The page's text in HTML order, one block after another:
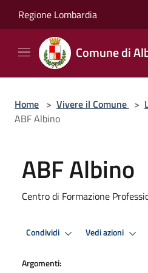
Regione Lombardia
Comune di
Home > Vivere il Comune >
ABF Albino
ABF Albino
Centro di Formazione
Condividi Vedi azioni
Argomenti: